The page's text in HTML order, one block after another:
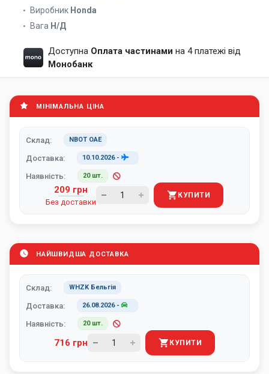
Виробник Honda
Вага Н/Д
Доступна Оплата частинами на 4 платежі від
Монобанк
МІНІМАЛЬНА ЦІНА
Склад: NBOT ОАЕ
Доставка: 10.10.2026-
Наявність: 20 шт.
209 грн
Без доставки
КУПИТИ
НАЙШВИДША ДОСТАВКА
Склад: WHZK Бельгія
Доставка: 26.08.2026-
Наявність: 20 шт.
716 грн КУПИТИ